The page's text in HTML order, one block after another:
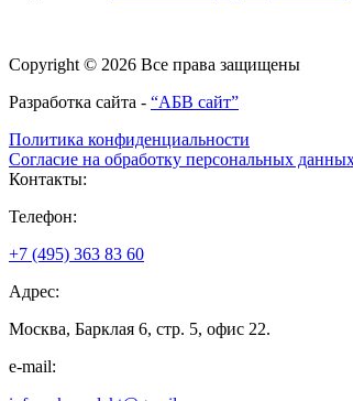
Copyright © 2026 Все права защищены
Разработка сайта - “АБВ сайт”
Политика конфиденциальности
Согласие на обработку персональных
Контакты:
Телефон:
+7 (495) 363 83 60
Адрес:
Москва, Барклая 6, стр. 5, офис 22.
e-mail: